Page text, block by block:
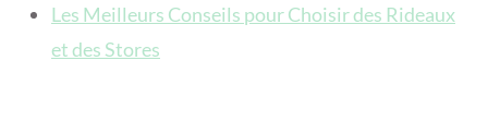
Les Meilleurs Conseils pour Choisir des Rideaux
et des Stores